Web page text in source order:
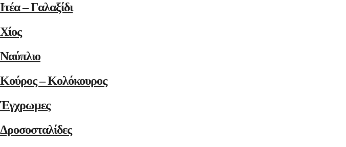
Ιτέα – Γαλαξίδι
Χίος
Ναύπλιο
Κούρος – Κολόκουρος
Έγχρωμες
Δροσοσταλίδες